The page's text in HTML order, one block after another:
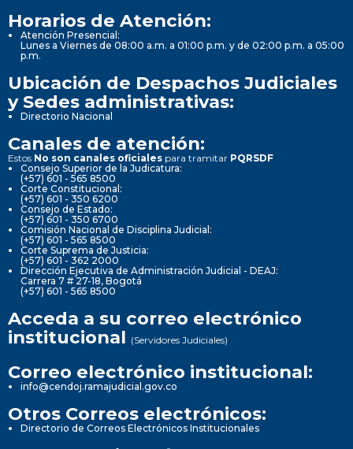
Horarios de Atención:
Atención Presencial:
Lunes a Viernes de 08:00 a.m. a 01:00 p.m. y de 02:00 p.m. a 05:00
p.m.
Ubicación de Despachos Judiciales
y Sedes administrativas:
Directorio Nacional
Canales de atención:
Estos No son canales oficiales para tramitar PQRSDF
Consejo Superior de la Judicatura:
(+57) 601 - 565 8500
Corte Constitucional:
(+57) 601 - 350 6200
Consejo de Estado:
(+57) 601 - 350 6700
Comisión Nacional de Disciplina Judicial:
(+57) 601 - 565 8500
Corte Suprema de Justicia:
(+57) 601 - 362 2000
Dirección Ejecutiva de Administración Judicial - DEAJ:
Carrera 7 # 27-18, Bogotá
(+57) 601 - 565 8500
Acceda a su correo electrónico
institucional (Servidores Judiciales)
Correo electrónico institucional:
info@cendoj.ramajudicial.gov.co
Otros Correos electrónicos:
Directorio de Correos Electrónicos Institucionales